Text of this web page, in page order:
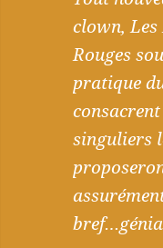
clown, Les
Rouges
pratique
singuliers